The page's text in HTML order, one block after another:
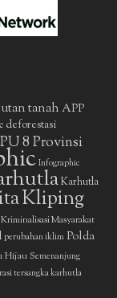
tanah APP
deforestasi
8 Provinsi
Infographic
Karhutla
Kliping
Kriminalisasi Masyarakat
perubahan iklim Polda
HijauSemenanjung
tersangka karhutla